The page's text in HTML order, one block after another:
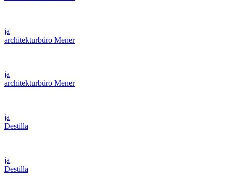
ja
architekturbüro Mener
ja
architekturbüro Mener
ja
Destilla
ja
Destilla